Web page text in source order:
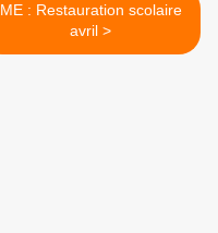
ME : Restauration scolaire
avril >